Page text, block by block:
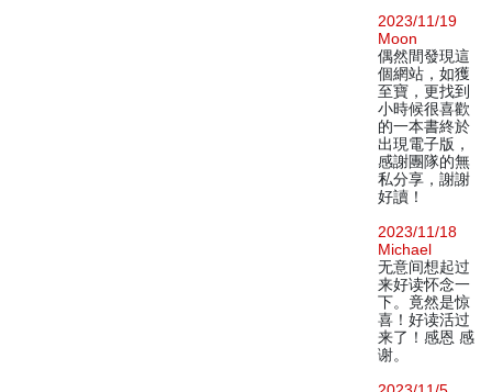
2023/11/19
Moon
偶然間發現這
個網站，如獲
至寶，更找到
小時候很喜歡
的一本書終於
出現電子版，
感謝團隊的無
私分享，謝謝
好讀！
2023/11/18
Michael
无意间想起过
来好读怀念一
下。竟然是惊
喜！好读活过
来了！感恩 感
谢。